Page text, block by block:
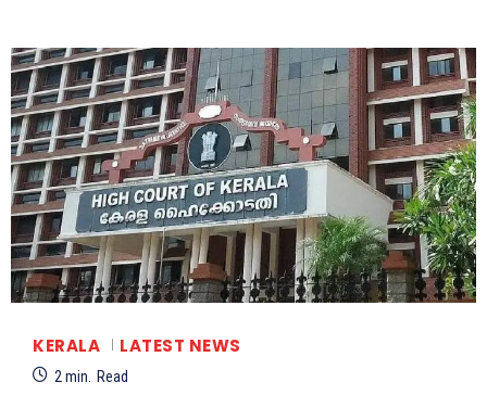
KERALA LATEST NEWS
2 min. Read